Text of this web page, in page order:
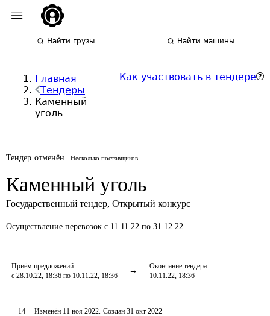
Найти грузы Найти машины
Главная
Тендеры
Каменный
уголь
Как участвовать в тендере
Тендер отменён Несколько поставщиков
Каменный уголь
Государственный тендер, Открытый конкурс
Осуществление перевозок с 11.11.22 по 31.12.22
Приём предложений
с 28.10.22, 18:36 по 10.11.22, 18:36
Окончание тендера
10.11.22, 18:36
14 Изменён 11 ноя 2022. Создан 31 окт 2022